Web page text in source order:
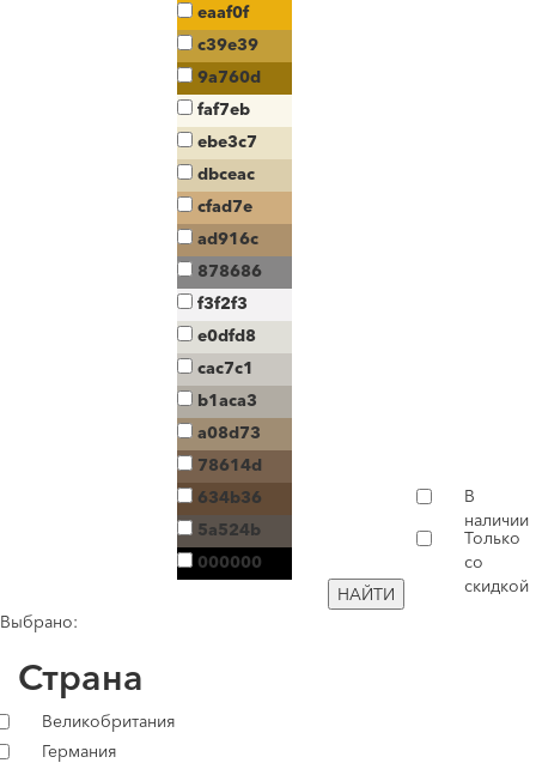
eaaf0f
c39e39
9a760d
faf7eb
ebe3c7
dbceac
cfad7e
ad916c
878686
f3f2f3
e0dfd8
cac7c1
b1aca3
a08d73
78614d
634b36
5a524b
000000
НАЙТИ
В
наличии
Только
со
скидкой
Выбрано:
Страна
Великобритания
Германия